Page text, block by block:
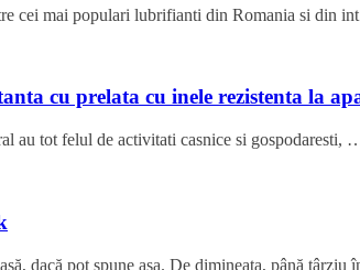
cei mai populari lubrifianti din Romania si din
cu prelata cu inele rezistenta la
au tot felul de activitati casnice si gospodaresti,
dacă pot spune așa. De dimineața, până târziu